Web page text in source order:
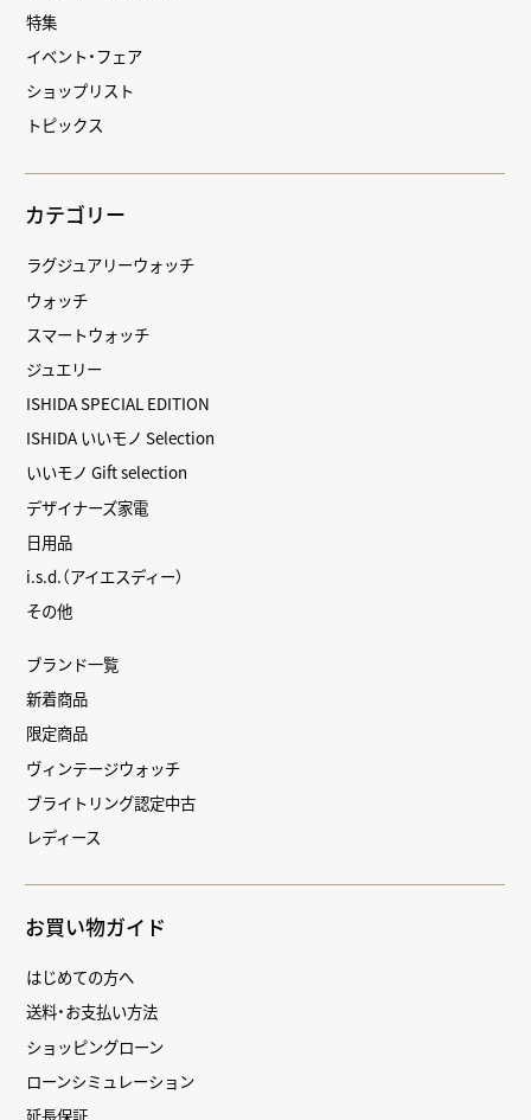
特集
イベント・フェア
ショップリスト
トピックス
カテゴリー
ラグジュアリーウォッチ
ウォッチ
スマートウォッチ
ジュエリー
ISHIDA SPECIAL EDITION
ISHIDA いいモノ Selection
いいモノ Gift selection
デザイナーズ家電
日用品
i.s.d.（アイエスディー）
その他
ブランド一覧
新着商品
限定商品
ヴィンテージウォッチ
ブライトリング認定中古
レディース
お買い物ガイド
はじめての方へ
送料・お支払い方法
ショッピングローン
ローンシミュレーション
延長保証